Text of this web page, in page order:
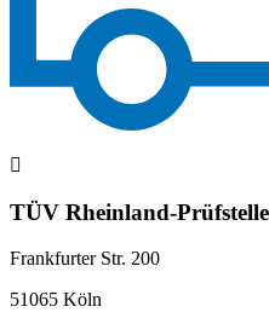
TÜV Rheinland-
Frankfurter Str. 200
51065 Köln